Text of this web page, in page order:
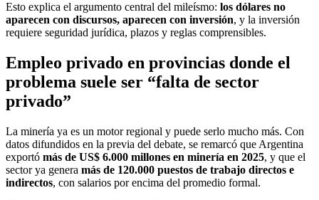
Esto explica el argumento central del mileísmo: los dólares no
aparecen con discursos, aparecen con inversión, y la inversión
requiere seguridad jurídica, plazos y reglas comprensibles.
Empleo privado en provincias donde el
problema suele ser “falta de sector
privado”
La minería ya es un motor regional y puede serlo mucho más. Con
datos difundidos en la previa del debate, se remarcó que Argentina
exportó más de US$ 6.000 millones en minería en 2025, y que el
sector ya genera más de 120.000 puestos de trabajo directos e
indirectos, con salarios por encima del promedio formal.